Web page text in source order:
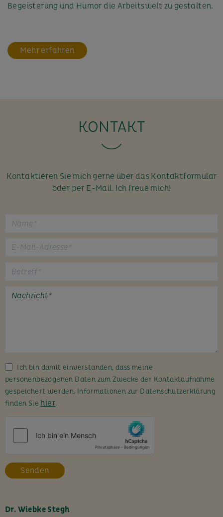
Begeisterung und Humor die Arbeitswelt zu gestalten.
Mehr erfahren
KONTAKT
Kontaktieren Sie mich gerne über das Kontaktformular
oder per E-Mail. Ich freue mich!
e
d
i
e
e
l
e
Ich bin damit einverstanden, dass meine
personenbezogenen Daten zum Zwecke der Kontaktaufnahme
gespeichert werden. Informationen zur Datenschutzerklärung
finden Sie hier.
Dr. Wiebke Stegh